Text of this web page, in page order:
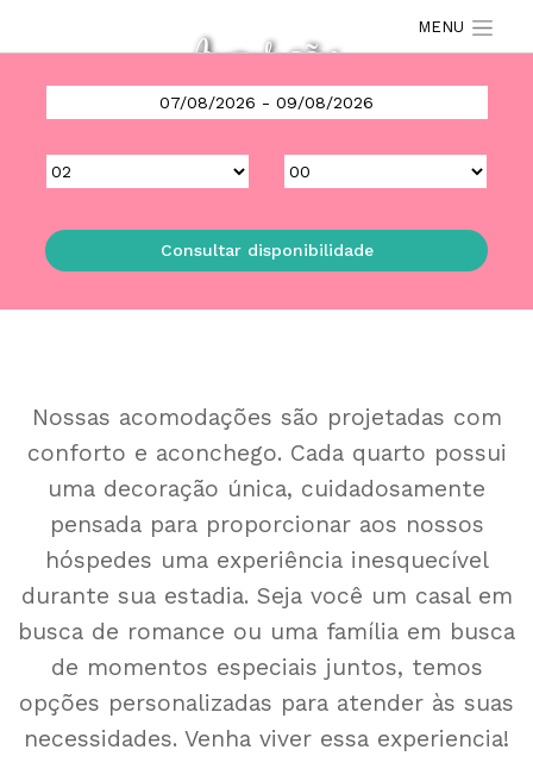
MENU
Acomodações
Consultar disponibilidade
Nossas acomodações são projetadas com
conforto e aconchego. Cada quarto possui
uma decoração única, cuidadosamente
pensada para proporcionar aos nossos
hóspedes uma experiência inesquecível
durante sua estadia. Seja você um casal em
busca de romance ou uma família em busca
de momentos especiais juntos, temos
opções personalizadas para atender às suas
necessidades. Venha viver essa experiencia!